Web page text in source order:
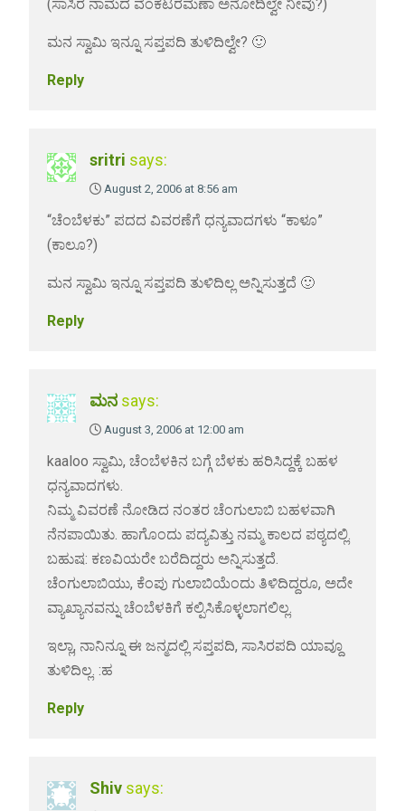
(ಸಾಸಿರ ನಾಮದ ವೆಂಕಟರಮಣಾ ಅನೋದಿಲ್ವೇ ನೀವು?)
ಮನ ಸ್ವಾಮಿ ಇನ್ನೂ ಸಪ್ತಪದಿ ತುಳಿದಿಲ್ವೇ? 🙂
Reply
sritri says:
August 2, 2006 at 8:56 am
“ಚೆಂಬೆಳಕು” ಪದದ ವಿವರಣೆಗೆ ಧನ್ಯವಾದಗಳು “ಕಾಳೂ”
(ಕಾಲೂ?)
ಮನ ಸ್ವಾಮಿ ಇನ್ನೂ ಸಪ್ತಪದಿ ತುಳಿದಿಲ್ಲ ಅನ್ನಿಸುತ್ತದೆ 🙂
Reply
ಮನ says:
August 3, 2006 at 12:00 am
kaaloo ಸ್ವಾಮಿ, ಚೆಂಬೆಳಕಿನ ಬಗ್ಗೆ ಬೆಳಕು ಹರಿಸಿದ್ದಕ್ಕೆ ಬಹಳ
ಧನ್ಯವಾದಗಳು.
ನಿಮ್ಮ ವಿವರಣೆ ನೋಡಿದ ನಂತರ ಚೆಂಗುಲಾಬಿ ಬಹಳವಾಗಿ
ನೆನಪಾಯಿತು. ಹಾಗೊಂದು ಪದ್ಯವಿತ್ತು ನಮ್ಮ ಕಾಲದ ಪಠ್ಯದಲ್ಲಿ.
ಬಹುಷ: ಕಣವಿಯರೇ ಬರೆದಿದ್ದರು ಅನ್ನಿಸುತ್ತದೆ.
ಚೆಂಗುಲಾಬಿಯು, ಕೆಂಪು ಗುಲಾಬಿಯೆಂದು ತಿಳಿದಿದ್ದರೂ, ಅದೇ
ವ್ಯಾಖ್ಯಾನವನ್ನು ಚೆಂಬೆಳಕಿಗೆ ಕಲ್ಪಿಸಿಕೊಳ್ಳಲಾಗಲಿಲ್ಲ.
ಇಲ್ಲಾ, ನಾನಿನ್ನೂ ಈ ಜನ್ಮದಲ್ಲಿ ಸಪ್ತಪದಿ, ಸಾಸಿರಪದಿ ಯಾವ್ದೂ
ತುಳಿದಿಲ್ಲ. :ಹ
Reply
Shiv says: